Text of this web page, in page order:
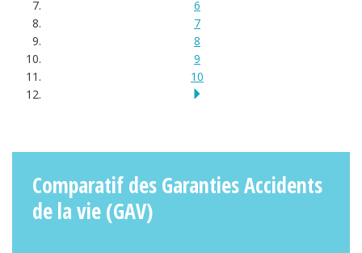
6
7
8
9
10
Comparatif des Garanties Accidents
de la vie (GAV)